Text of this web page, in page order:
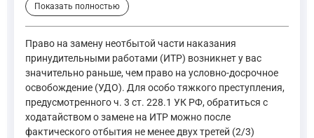
"Часть 5 относит к особо тяжким преступлениям
—Уголовный кодекс Российской Федерации, ст. 15
Категория преступления напрямую влияет на минимальную
"2. Неотбытая часть наказания может быть заменена
—Уголовный кодекс Российской Федерации, ст. 80
Показать полностью
Право на замену неотбытой части наказания
принудительными работами (ИТР) возникнет у вас
значительно раньше, чем право на условно-досрочное
освобождение (УДО). Для особо тяжкого преступления,
предусмотренного ч. 3 ст. 228.1 УК РФ, обратиться с
ходатайством о замене на ИТР можно после
фактического отбытия не менее двух третей (2/3)